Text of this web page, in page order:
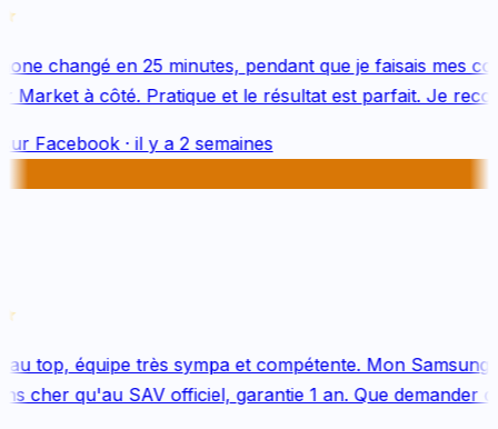
changé en 25 minutes, pendant que je faisais mes
à côté. Pratique et le résultat est parfait. Je
Facebook· il y a 2 semaines
top, équipe très sympa et compétente. Mon Samsung
cher qu'au SAV officiel, garantie 1 an. Que demander de